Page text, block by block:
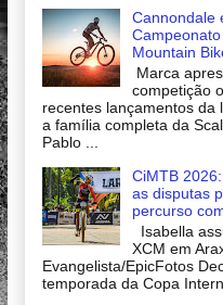
Cannondale
Mountain
Marca
competição
recentes lançamentos da
a família completa da
Pablo ...
CiMTB
as disputas
percurso
Isabella
XCM em
Evangelista/EpicFotos
temporada da Copa